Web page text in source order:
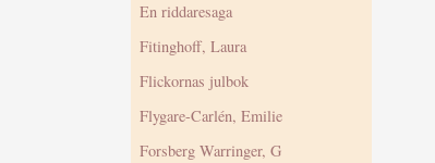
En riddaresaga
Fitinghoff, Laura
Flickornas julbok
Flygare-Carlén, Emilie
Forsberg Warringer, G